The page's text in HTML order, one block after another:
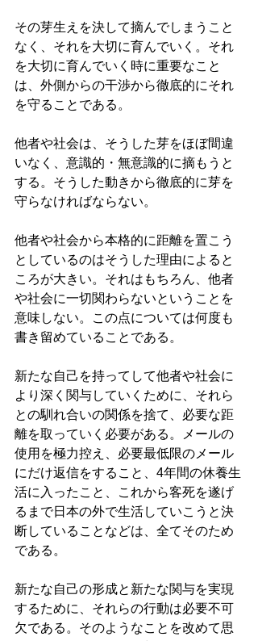
その芽生えを決して摘んでしまうこと
なく、それを大切に育んでいく。それ
を大切に育んでいく時に重要なこと
は、外側からの干渉から徹底的にそれ
を守ることである。
他者や社会は、そうした芽をほぼ間違
いなく、意識的・無意識的に摘もうと
する。そうした動きから徹底的に芽を
守らなければならない。
他者や社会から本格的に距離を置こう
としているのはそうした理由によると
ころが大きい。それはもちろん、他者
や社会に一切関わらないということを
意味しない。この点については何度も
書き留めていることである。
新たな自己を持ってして他者や社会に
より深く関与していくために、それら
との馴れ合いの関係を捨て、必要な距
離を取っていく必要がある。メールの
使用を極力控え、必要最低限のメール
にだけ返信をすること、4年間の休養生
活に入ったこと、これから客死を遂げ
るまで日本の外で生活していこうと決
断していることなどは、全てそのため
である。
新たな自己の形成と新たな関与を実現
するために、それらの行動は必要不可
欠である。そのようなことを改めて思